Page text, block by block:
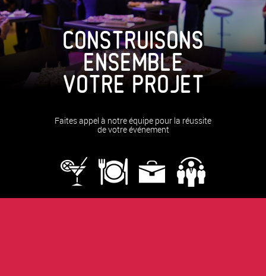
CONSTRUISONS
ENSEMBLE
VOTRE PROJET
Faites appel à notre équipe pour la réussite
de votre événement